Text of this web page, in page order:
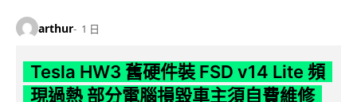
arthur 1 日
Tesla HW3 舊硬件裝 FSD v14 Lite 頻
現過熱 部分電腦損毀車主須自費維修